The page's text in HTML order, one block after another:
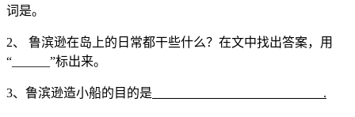
词是。
2、 鲁滨逊在岛上的日常都干些什么？在文中找出答案，用
“______”标出来。
3、鲁滨逊造小船的目的是 .